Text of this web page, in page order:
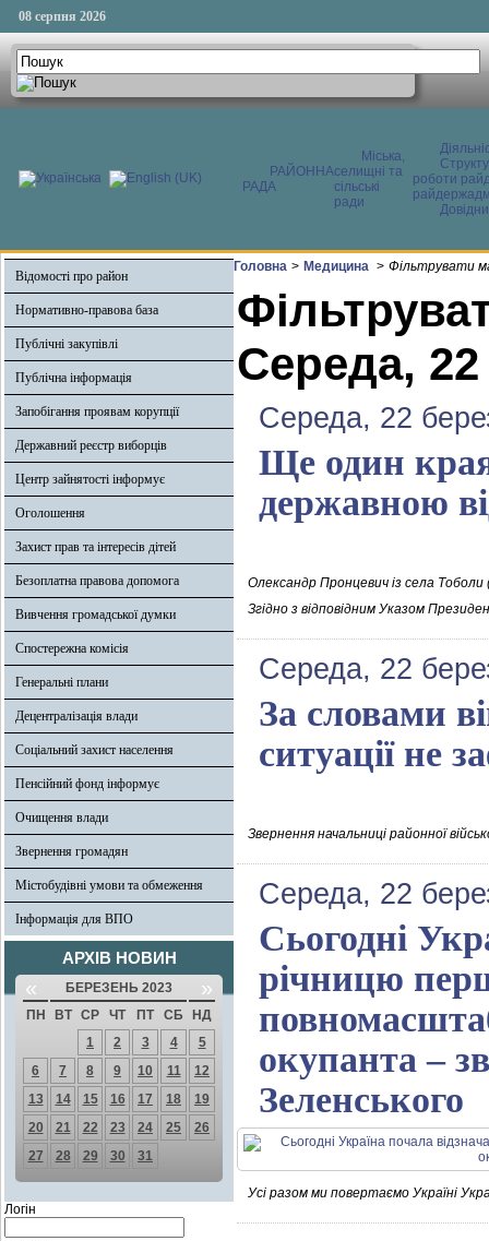
08 серпня 2026
РАЙОННА
РАДА
Міська,
селищні та
сільські
ради
роботи
Відомості про район
Нормативно-правова база
Публічні закупівлі
Публічна інформація
Запобігання проявам корупції
Державний реєстр виборців
Центр зайнятості інформує
Оголошення
Захист прав та інтересів дітей
Безоплатна правова допомога
Вивчення громадської думки
Спостережна комісія
Генеральні плани
Децентралізація влади
Соціальний захист населення
Пенсійний фонд інформує
Очищення влади
Звернення громадян
Містобудівні умови та обмеження
Інформація для ВПО
АРХІВ НОВИН
« БЕРЕЗЕНЬ 2023 »
ПН ВТ СР ЧТ ПТ СБ
НД
1
2 3 4
5
6
7 8 9 10 11
12
13
14 15 16 17 18
19
20
21 22 23 24 25
26
27
28 29 30 31
Логін
Головна > Медицина > Фільтрувати
Середа,
Середа, 22
Ще один
державною
Олександр Пронцевич із села Тоболи
Згідно з відповідним Указом
Середа, 22
За словами
ситуації не
Звернення начальниці районної
Середа, 22
Сьогодні
річницю
окупанта –
Зеленського
Усі разом ми повертаємо Україні